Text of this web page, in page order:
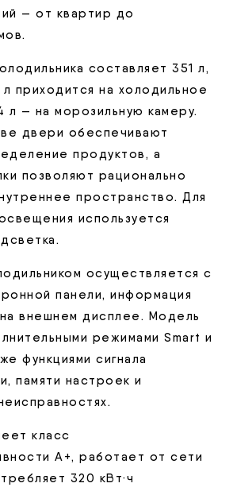
— от квартир до
составляет 351 л,
приходится на холодильное
л — на морозильную камеру.
двери обеспечивают
продуктов, а
позволяют рационально
пространство. Для
используется
осуществляется с
панели, информация
внешнем дисплее. Модель
режимами Smart и
функциями сигнала
памяти настроек и
класс
А+, работает от сети
320 кВт·ч